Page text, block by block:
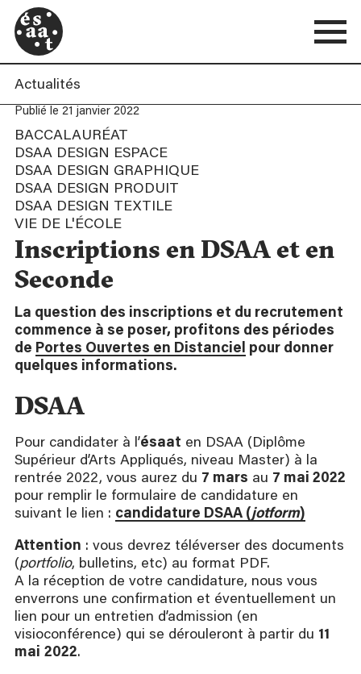
Actualités
Publié le 21 janvier 2022
BACCALAURÉAT
DSAA DESIGN ESPACE
DSAA DESIGN GRAPHIQUE
DSAA DESIGN PRODUIT
DSAA DESIGN TEXTILE
VIE DE L'ÉCOLE
Inscriptions en DSAA et en
Seconde
La question des inscriptions et du recrutement
commence à se poser, profitons des périodes
de Portes Ouvertes en Distanciel
pour donner
quelques informations.
DSAA
Pour candidater à l’ésaat en DSAA (Diplôme
Supérieur d’Arts Appliqués, niveau Master) à la
rentrée 2022, vous aurez du 7 mars au 7 mai 2022
pour remplir le formulaire de candidature en
suivant le lien : candidature DSAA (jotform)
Attention : vous devrez téléverser des documents
(portfolio, bulletins, etc) au format PDF.
A la réception de votre candidature, nous vous
enverrons une confirmation et éventuellement un
lien pour un entretien d’admission (en
visioconférence) qui se dérouleront à partir du 11
mai 2022.